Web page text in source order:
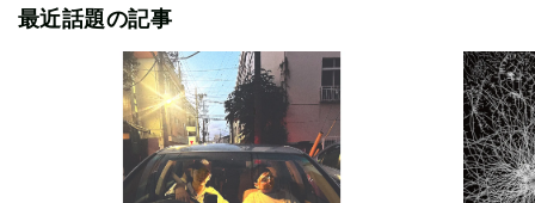
最近話題の記事